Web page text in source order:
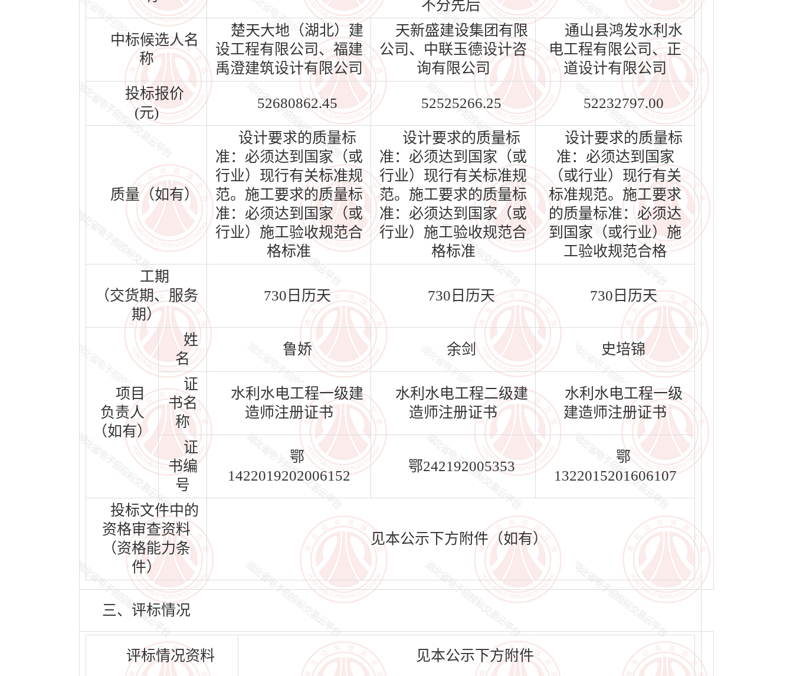
不分先后
中标候选人名
称
楚天大地（湖北）建
设工程有限公司、福建
禹澄建筑设计有限公司
天新盛建设集团有限
公司、中联玉德设计咨
询有限公司
通山县鸿发水利水
电工程有限公司、正
道设计有限公司
投标报价
(元)
52680862.45 52525266.25 52232797.00
质量（如有）
设计要求的质量标
准：必须达到国家（或
行业）现行有关标准规
范。施工要求的质量标
准：必须达到国家（或
行业）施工验收规范合
格标准
设计要求的质量标
准：必须达到国家（或
行业）现行有关标准规
范。施工要求的质量标
准：必须达到国家（或
行业）施工验收规范合
格标准
设计要求的质量标
准：必须达到国家
（或行业）现行有关
标准规范。施工要求
的质量标准：必须达
到国家（或行业）施
工验收规范合格
工期
（交货期、服务
期）
730日历天 730日历天 730日历天
项目
负责人
（如有）
姓
名
鲁娇 余剑 史培锦
证
书名
称
水利水电工程一级建
造师注册证书
水利水电工程二级建
造师注册证书
水利水电工程一级
建造师注册证书
证
书编
号
鄂
1422019202006152
鄂242192005353
鄂
1322015201606107
投标文件中的
资格审查资料
（资格能力条
件）
见本公示下方附件（如有）
三、评标情况
评标情况资料 见本公示下方附件